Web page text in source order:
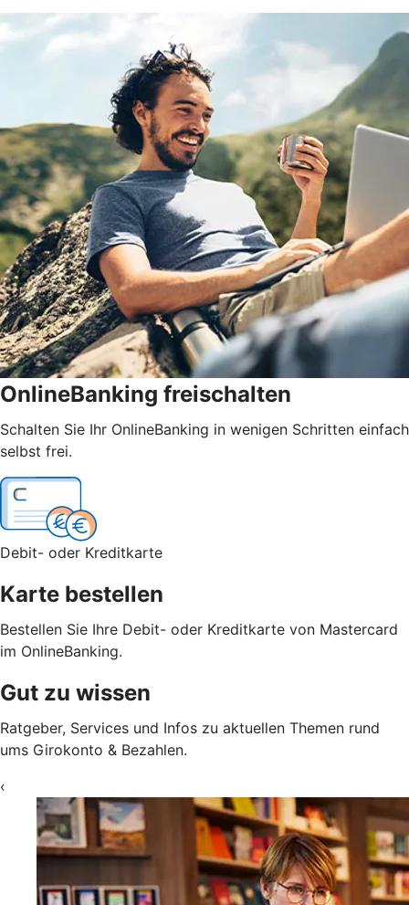
OnlineBanking freischalten
Schalten Sie Ihr OnlineBanking in wenigen Schritten einfach
selbst frei.
Debit- oder Kreditkarte
Karte bestellen
Bestellen Sie Ihre Debit- oder Kreditkarte von Mastercard
im OnlineBanking.
Gut zu wissen
Ratgeber, Services und Infos zu aktuellen Themen rund
ums Girokonto & Bezahlen.
‹